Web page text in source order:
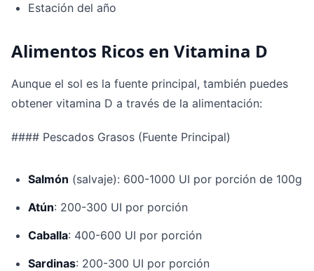
Estación del año
Alimentos Ricos en Vitamina D
Aunque el sol es la fuente principal, también puedes
obtener vitamina D a través de la alimentación:
#### Pescados Grasos (Fuente Principal)
Salmón (salvaje): 600-1000 UI por porción de 100g
Atún: 200-300 UI por porción
Caballa: 400-600 UI por porción
Sardinas: 200-300 UI por porción